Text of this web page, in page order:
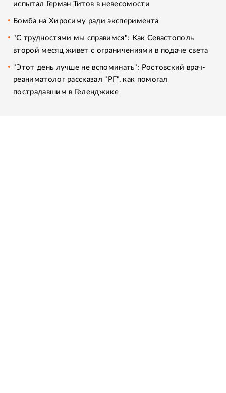
испытал Герман Титов в невесомости
Бомба на Хиросиму ради эксперимента
"С трудностями мы справимся": Как Севастополь
второй месяц живет с ограничениями в подаче света
"Этот день лучше не вспоминать": Ростовский врач-
реаниматолог рассказал "РГ", как помогал
пострадавшим в Геленджике